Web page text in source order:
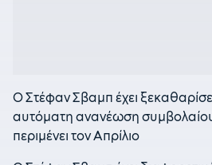
Ο Στέφαν Σβαμπ έχει
αυτόματη ανανέωση
περιμένει τον Απρίλιο